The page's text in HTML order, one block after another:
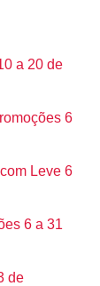
a 20 de
6
Leve 6
6 a 31
de